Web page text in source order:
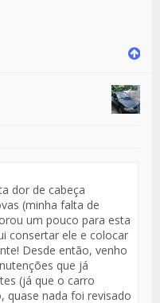
dor de cabeça
(minha falta de
um pouco para esta
consertar ele e colocar
Desde então, venho
que já
(já que o carro
quase nada foi revisado